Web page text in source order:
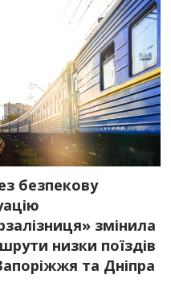
безпекову
змінила
низки поїздів
та Дніпра